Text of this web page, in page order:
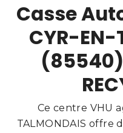
Casse
CYR-EN-
(85540)
Ce centre VHU
TALMONDAIS offre